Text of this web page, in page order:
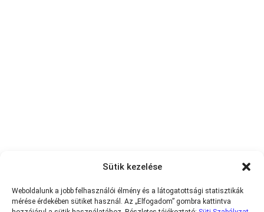
Sütik kezelése
Weboldalunk a jobb felhasználói élmény és a látogatottsági statisztikák
mérése érdekében sütiket használ. Az „Elfogadom” gombra kattintva